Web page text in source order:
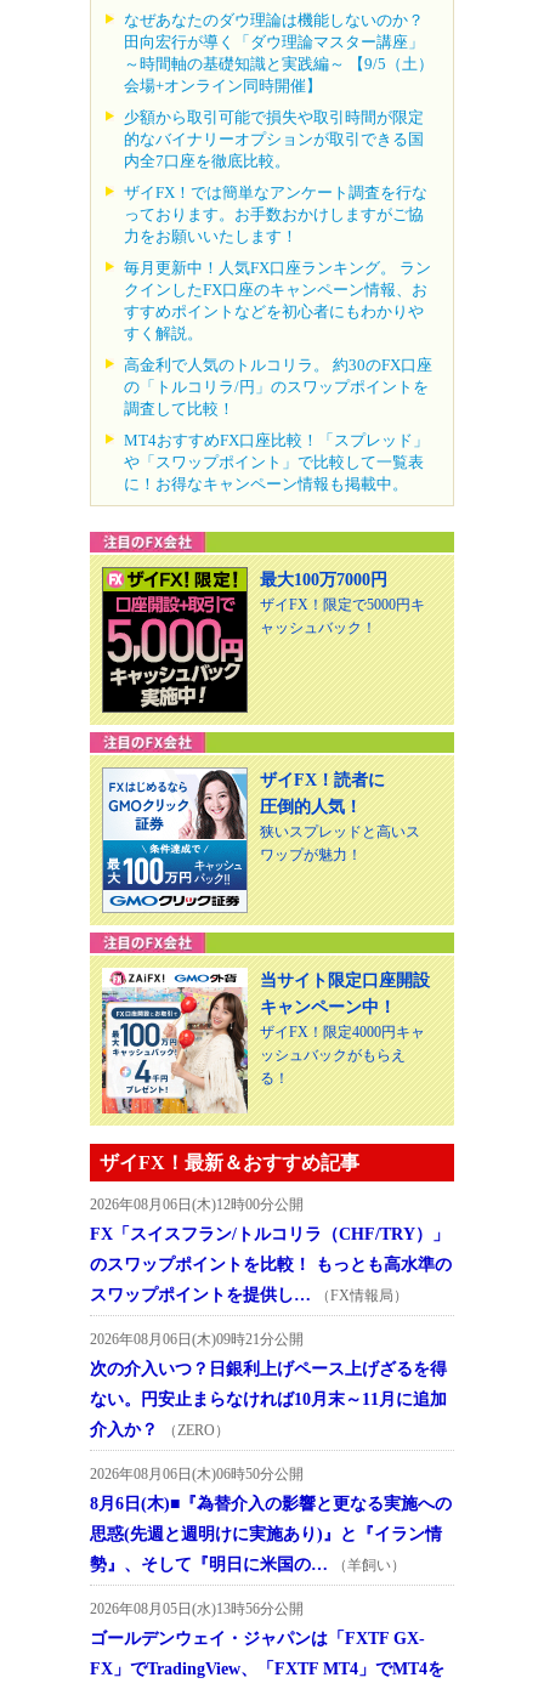
なぜあなたのダウ理論は機能しないのか？
田向宏行が導く「ダウ理論マスター講座」
～時間軸の基礎知識と実践編～ 【9/5（土）
会場+オンライン同時開催】
少額から取引可能で損失や取引時間が限定
的なバイナリーオプションが取引できる国
内全7口座を徹底比較。
ザイFX！では簡単なアンケート調査を行な
っております。お手数おかけしますがご協
力をお願いいたします！
毎月更新中！人気FX口座ランキング。 ラン
クインしたFX口座のキャンペーン情報、お
すすめポイントなどを初心者にもわかりや
すく解説。
高金利で人気のトルコリラ。 約30のFX口座
の「トルコリラ/円」のスワップポイントを
調査して比較！
MT4おすすめFX口座比較！「スプレッド」
や「スワップポイント」で比較して一覧表
に！お得なキャンペーン情報も掲載中。
最大100万7000円
ザイFX！限定で5000円キ
ャッシュバック！
ザイFX！読者に
圧倒的人気！
狭いスプレッドと高いス
ワップが魅力！
当サイト限定口座開設
キャンペーン中！
ザイFX！限定4000円キャ
ッシュバックがもらえ
る！
ザイFX！最新＆おすすめ記事
2026年08月06日(木)12時00分公開
FX「スイスフラン/トルコリラ（CHF/TRY）」
のスワップポイントを比較！ もっとも高水準の
スワップポイントを提供し…
（FX情報局）
2026年08月06日(木)09時21分公開
次の介入いつ？日銀利上げペース上げざるを得
ない。円安止まらなければ10月末～11月に追加
介入か？
（ZERO）
2026年08月06日(木)06時50分公開
8月6日(木)■『為替介入の影響と更なる実施への
思惑(先週と週明けに実施あり)』と『イラン情
勢』、そして『明日に米国の…
（羊飼い）
2026年08月05日(水)13時56分公開
ゴールデンウェイ・ジャパンは「FXTF GX-
FX」でTradingView、「FXTF MT4」でMT4を